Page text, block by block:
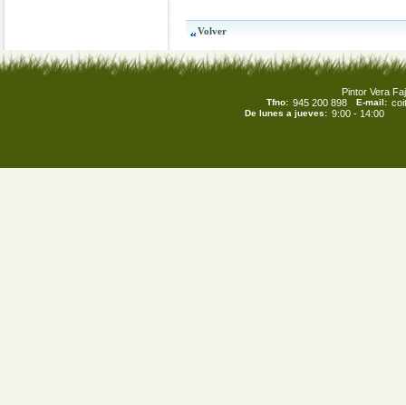
Pintor Vera
Tfno: 945 200 898 E-mail:
De lunes a jueves: 9:00 - 14:00